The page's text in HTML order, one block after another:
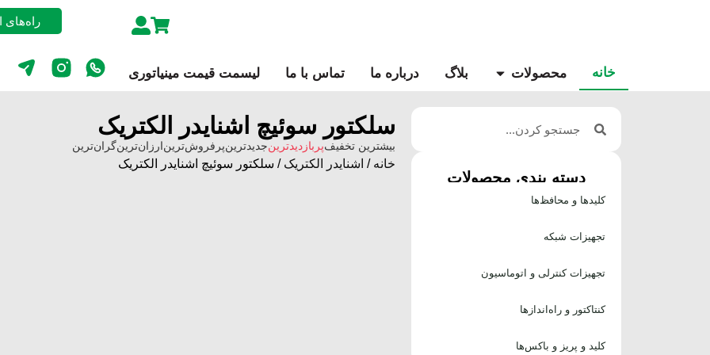
راه‌های
خانه محصولات بلاگ درباره ما تماس با ما لیسمت قیمت مینیاتوری
دسته بندی محصولات
کلیدها و محافظ‌ها
تجهیزات شبکه
تجهیزات کنترلی و اتوماسیون
کنتاکتور و راه‌اندازها
کلید و پریز و باکس‌ها
سلکتور سوئیچ اشنایدر الکتریک
بیشترین تخفیفپربازدیدترینجدیدترینپرفروش‌ترین ارزان‌ترینگران‌ترین
خانه / اشنایدر الکتریک / سلکتور سوئیچ اشنایدر الکتریک